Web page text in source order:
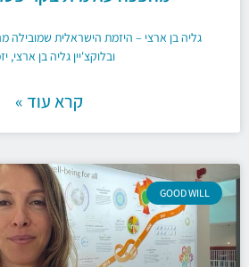
גליה בן ארצי – היזמת הישראלית שמובילה
ובלוקצ'יין גליה בן ארצי,
קרא עוד »
GOOD WILL